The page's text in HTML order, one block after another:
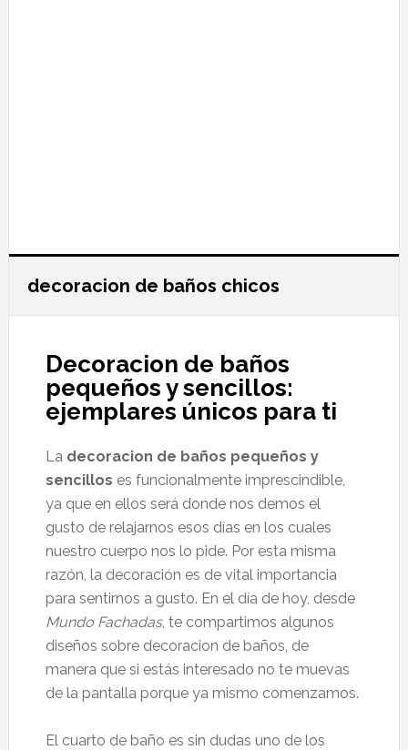
decoracion de baños chicos
Decoracion de baños
pequeños y sencillos:
ejemplares únicos para ti
La decoracion de baños pequeños y
sencillos es funcionalmente imprescindible,
ya que en ellos será donde nos demos el
gusto de relajarnos esos días en los cuales
nuestro cuerpo nos lo pide. Por esta misma
razón, la decoración es de vital importancia
para sentirnos a gusto. En el día de hoy, desde
Mundo Fachadas, te compartimos algunos
diseños sobre decoracion de baños, de
manera que si estás interesado no te muevas
de la pantalla porque ya mismo comenzamos.
El cuarto de baño es sin dudas uno de los